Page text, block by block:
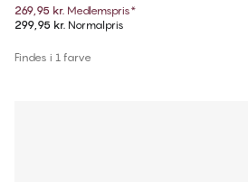
269,95 kr. Medlemspris*
299,95 kr. Normalpris
Findes i 1 farve